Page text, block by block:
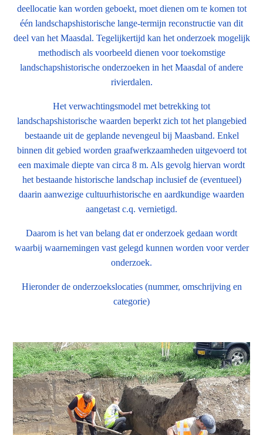
deellocatie kan worden geboekt, moet dienen om te komen tot
één landschapshistorische lange-termijn reconstructie van dit
deel van het Maasdal. Tegelijkertijd kan het onderzoek mogelijk
methodisch als voorbeeld dienen voor toekomstige
landschapshistorische onderzoeken in het Maasdal of andere
rivierdalen.
Het verwachtingsmodel met betrekking tot
landschapshistorische waarden beperkt zich tot het plangebied
bestaande uit de geplande nevengeul bij Maasband. Enkel
binnen dit gebied worden graafwerkzaamheden uitgevoerd tot
een maximale diepte van circa 8 m. Als gevolg hiervan wordt
het bestaande historische landschap inclusief de (eventueel)
daarin aanwezige cultuurhistorische en aardkundige waarden
aangetast c.q. vernietigd.
Daarom is het van belang dat er onderzoek gedaan wordt
waarbij waarnemingen vast gelegd kunnen worden voor verder
onderzoek.
Hieronder de onderzoekslocaties (nummer, omschrijving en
categorie)